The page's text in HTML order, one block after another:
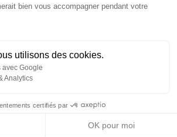
bien vous accompagner pendant votre
utilisons des cookies.
avec Google
Analytics
certifiés par
OK pour moi